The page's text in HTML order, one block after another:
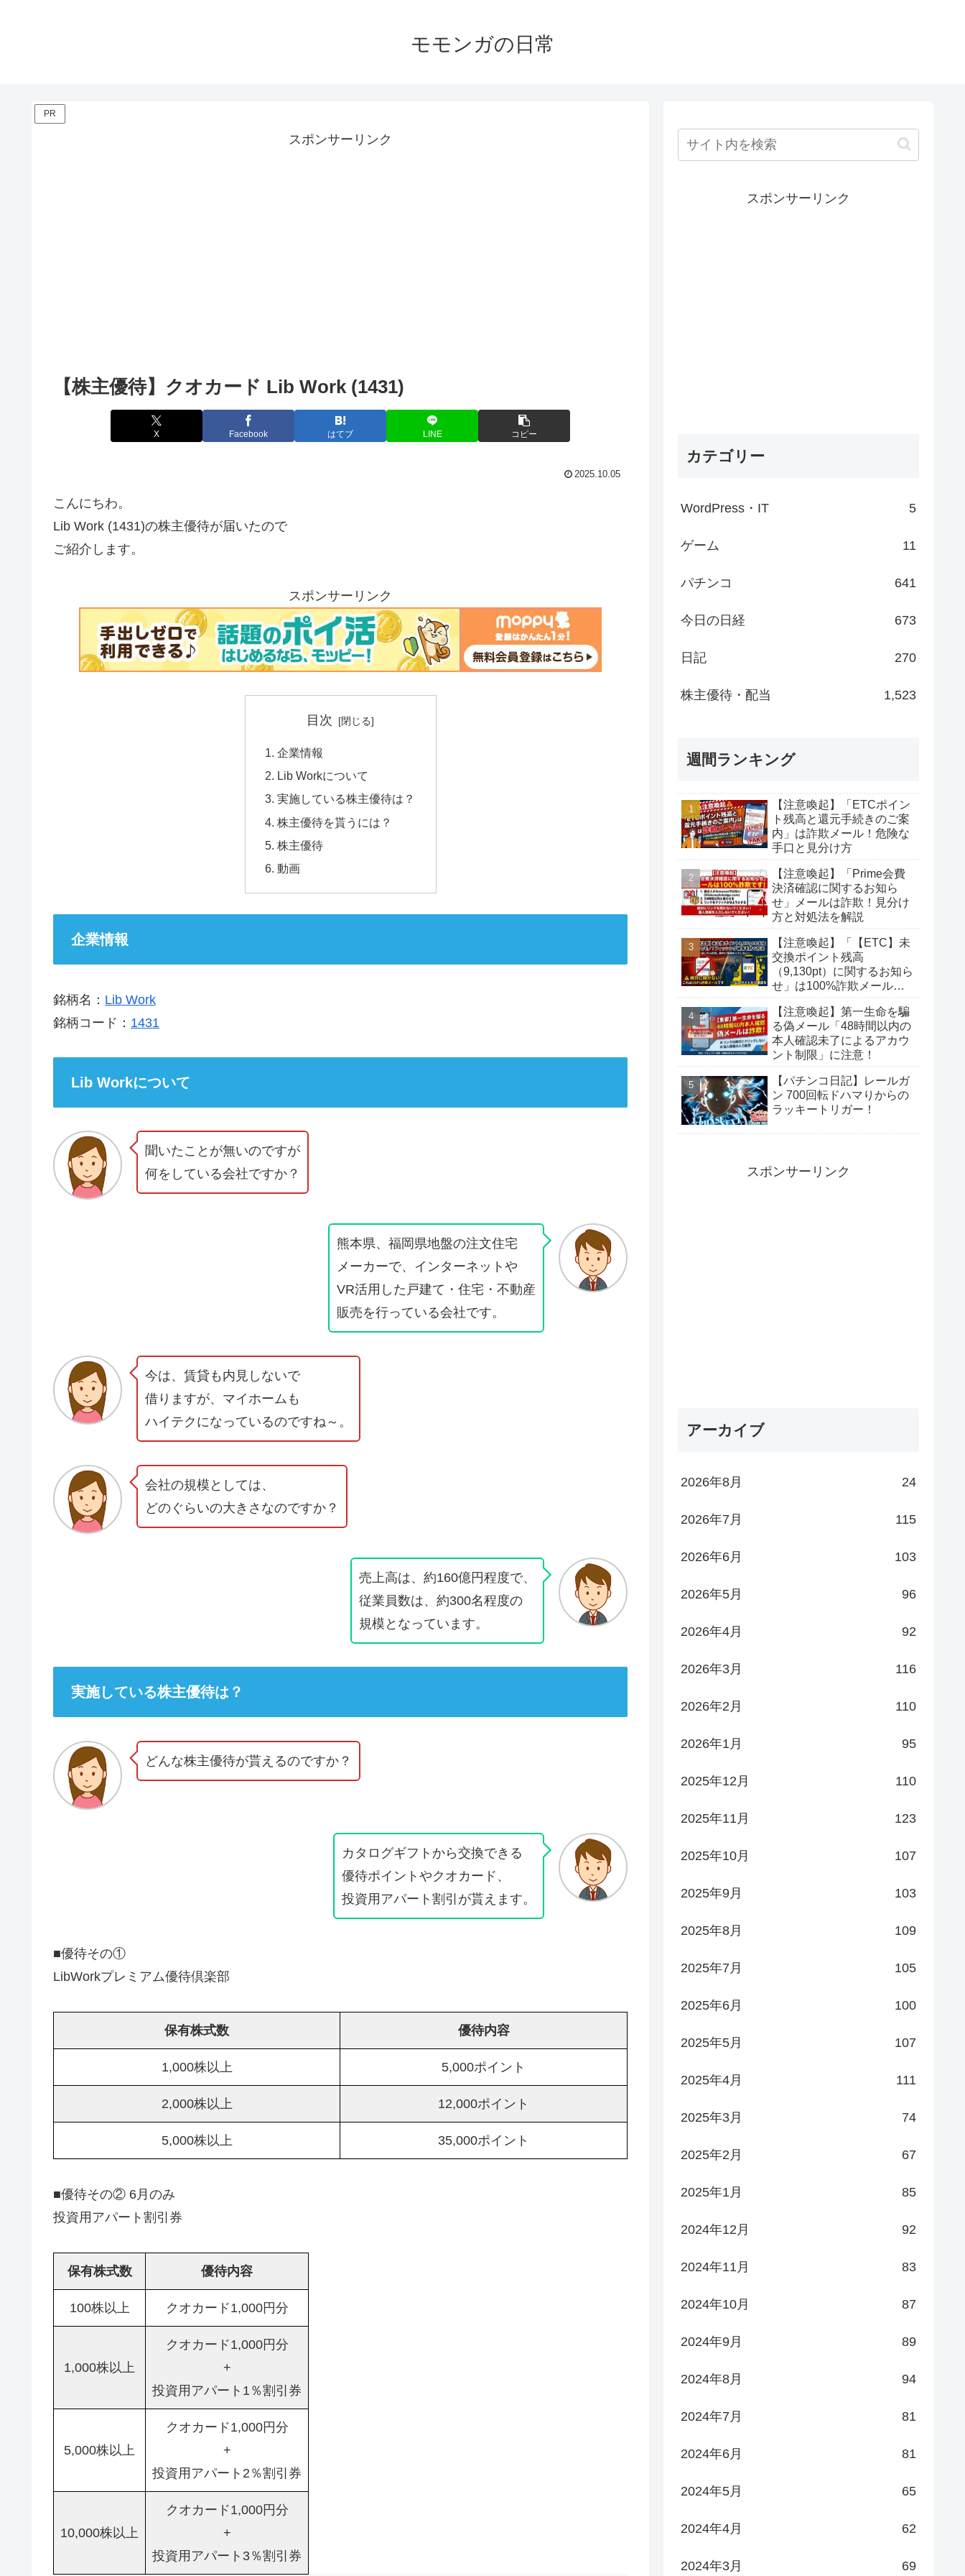
モモンガの日常
PR
スポンサーリンク
【株主優待】クオカード Lib Work (1431)
X Facebook はてブ LINE コピー
2025.10.05
こんにちわ。
Lib Work (1431)の株主優待が届いたので
ご紹介します。
スポンサーリンク
目次
企業情報
Lib Workについて
実施している株主優待は？
株主優待を貰うには？
株主優待
動画
企業情報
銘柄名： Lib Work
銘柄コード： 1431
Lib Workについて
聞いたことが無いのですが
何をしている会社ですか？
熊本県、福岡県地盤の注文住宅
メーカーで、インターネットや
VR活用した戸建て・住宅・不動産
販売を行っている会社です。
今は、賃貸も内見しないで
借りますが、マイホームも
ハイテクになっているのですね～。
会社の規模としては、
どのぐらいの大きさなのですか？
売上高は、約160億円程度で、
従業員数は、約300名程度の
規模となっています。
実施している株主優待は？
どんな株主優待が貰えるのですか？
カタログギフトから交換できる
優待ポイントやクオカード、
投資用アパート割引が貰えます。
■優待その①
LibWorkプレミアム優待倶楽部
保有株式数 優待内容
1,000株以上 5,000ポイント
2,000株以上 12,000ポイント
5,000株以上 35,000ポイント
■優待その② 6月のみ
投資用アパート割引券
保有株式数 優待内容
100株以上 クオカード1,000円分
1,000株以上
クオカード1,000円分
+
投資用アパート1％割引券
5,000株以上
クオカード1,000円分
+
投資用アパート2％割引券
10,000株以上
クオカード1,000円分
+
投資用アパート3％割引券
スポンサーリンク
カテゴリー
WordPress・IT 5
ゲーム 11
パチンコ 641
今日の日経 673
日記 270
株主優待・配当 1,523
週間ランキング
【注意喚起】「ETCポイン
ト残高と還元手続きのご案
内」は詐欺メール！危険な
手口と見分け方
【注意喚起】「Prime会費
決済確認に関するお知ら
せ」メールは詐欺！見分け
方と対処法を解説
【注意喚起】「【ETC】未
交換ポイント残高
（9,130pt）に関するお知ら
せ」は100%詐欺メール！
【注意喚起】第一生命を騙
る偽メール「48時間以内の
本人確認未了によるアカウ
ント制限」に注意！
【パチンコ日記】レールガ
ン 700回転ドハマりからの
ラッキートリガー！
スポンサーリンク
アーカイブ
2026年8月 24
2026年7月 115
2026年6月 103
2026年5月 96
2026年4月 92
2026年3月 116
2026年2月 110
2026年1月 95
2025年12月 110
2025年11月 123
2025年10月 107
2025年9月 103
2025年8月 109
2025年7月 105
2025年6月 100
2025年5月 107
2025年4月 111
2025年3月 74
2025年2月 67
2025年1月 85
2024年12月 92
2024年11月 83
2024年10月 87
2024年9月 89
2024年8月 94
2024年7月 81
2024年6月 81
2024年5月 65
2024年4月 62
2024年3月 69